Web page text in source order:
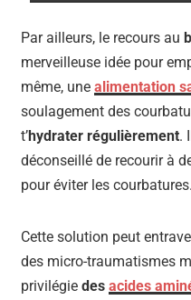
Par ailleurs, le recours au
merveilleuse idée pour
même, unealimentation
soulagement des
t’hydrater régulièrement.
déconseillé de recourir à
pour éviter les courbatures.
Cette solution peut
des micro-traumatismes
privilégie desacides